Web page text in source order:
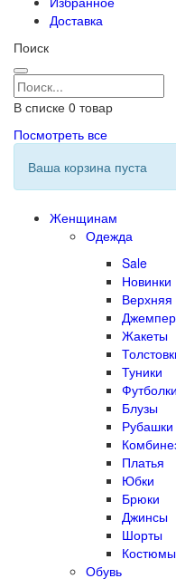
Доставка
Поиск
В списке 0 товар
Посмотреть все
Ваша корзина пуста
Женщинам
Одежда
Sale
Новинки
Жакеты
Туники
Блузы
Рубашки
Платья
Юбки
Брюки
Джинсы
Шорты
Костюмы
Обувь